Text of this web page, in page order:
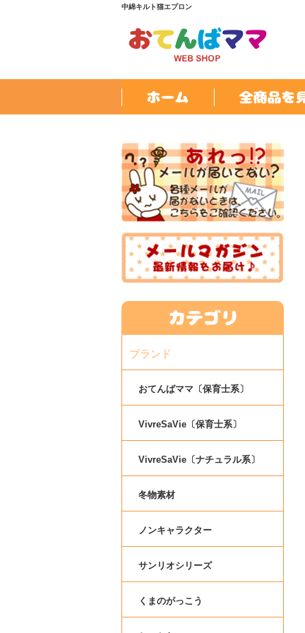
中綿キルト猫エプロン
ブランド
おてんばママ〔保育士系〕
VivreSaVie〔保育士系〕
VivreSaVie〔ナチュラル系〕
冬物素材
ノンキャラクター
サンリオシリーズ
くまのがっこう